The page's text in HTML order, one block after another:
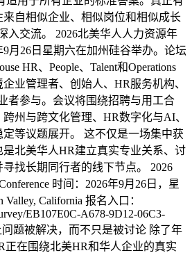
自相似企业、相似岗位和相似成长
入交流。 2026北美华人人力资源年
9月26日星期六在加州硅谷举办。论坛
HR、People、Talent和Operations
业管理者、创始人、HR服务机构、
者参与。会议将围绕招聘与用工合
州与跨文化管理、HR数字化与AI、
等议题展开。 这不仅是一场集中获
北美华人HR建立真实专业关系、讨
找长期同行者的线下节点。 2026
时间：2026年9月26日，星
California 报名入口：
EB107E0C-A678-9D12-06C3-
问题被解决，而不只是被讨论 除了年
正在围绕北美HR和华人企业的真实